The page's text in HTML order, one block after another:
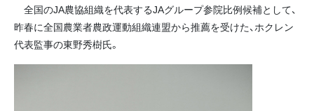
全国のJA農協組織を代表するJAグループ参院比例候補として、
昨春に全国農業者農政運動組織連盟から推薦を受けた、ホクレン
代表監事の東野秀樹氏。